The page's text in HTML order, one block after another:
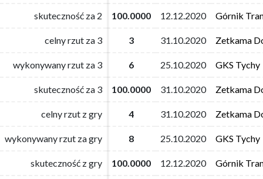
skuteczność za 2 100.0000 12.12.2020 Górnik
celny rzut za 3 3 31.10.2020 Zetkama
wykonywany rzut za 3 6 25.10.2020 GKS Tychy
skuteczność za 3 100.0000 31.10.2020 Zetkama
celny rzut z gry 4 31.10.2020 Zetkama
wykonywany rzut za gry 8 25.10.2020 GKS Tychy
skuteczność z gry 100.0000 12.12.2020 Górnik
skuteczność za 2 100.0000 12.12.2020 Górnik
celny rzut za 3 3 31.10.2020 Zetkama
wykonywany rzut za 3 6 25.10.2020 GKS Tychy
skuteczność za 3 100.0000 31.10.2020 Zetkama
celny rzut z gry 4 31.10.2020 Zetkama
wykonywany rzut za gry 8 25.10.2020 GKS Tychy
skuteczność z gry 100.0000 12.12.2020 Górnik